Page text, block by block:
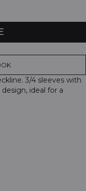
3/4 sleeves with
ideal for a